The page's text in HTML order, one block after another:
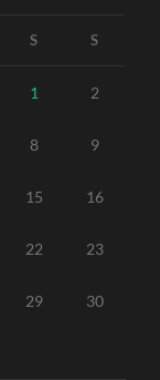
S S
1 2
8 9
15 16
22 23
29 30